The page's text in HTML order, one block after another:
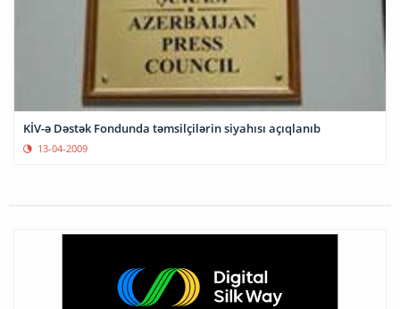
KİV-ə Dəstək Fondunda təmsilçilərin siyahısı açıqlanıb
13-04-2009